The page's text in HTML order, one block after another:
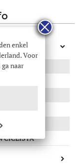
CICLISTA
enkel
Voor
naar